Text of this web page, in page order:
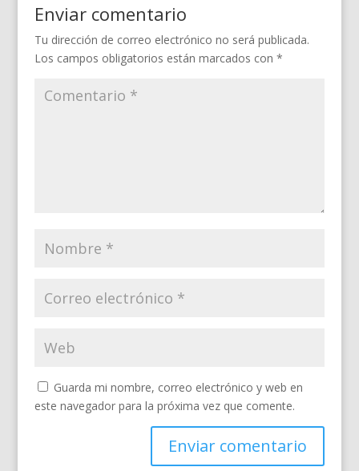
Enviar comentario
Tu dirección de correo electrónico no será publicada.
Los campos obligatorios están marcados con *
Guarda mi nombre, correo electrónico y web en
este navegador para la próxima vez que comente.